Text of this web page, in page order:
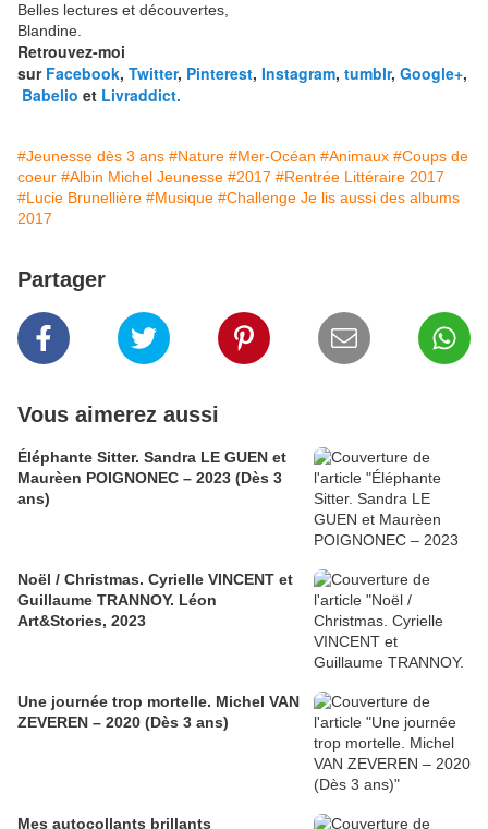
Belles lectures et découvertes,
Blandine.
Retrouvez-moi
sur Facebook, Twitter, Pinterest, Instagram, tumblr, Google+,
Babelio et Livraddict.
#Jeunesse dès 3 ans #Nature #Mer-Océan #Animaux #Coups de
coeur #Albin Michel Jeunesse #2017 #Rentrée Littéraire 2017
#Lucie Brunellière #Musique #Challenge Je lis aussi des albums
2017
Partager
Vous aimerez aussi
Éléphante Sitter. Sandra LE GUEN et
Maurèen POIGNONEC – 2023 (Dès 3
ans)
Noël / Christmas. Cyrielle VINCENT et
Guillaume TRANNOY. Léon
Art&Stories, 2023
Une journée trop mortelle. Michel VAN
ZEVEREN – 2020 (Dès 3 ans)
Mes autocollants brillants